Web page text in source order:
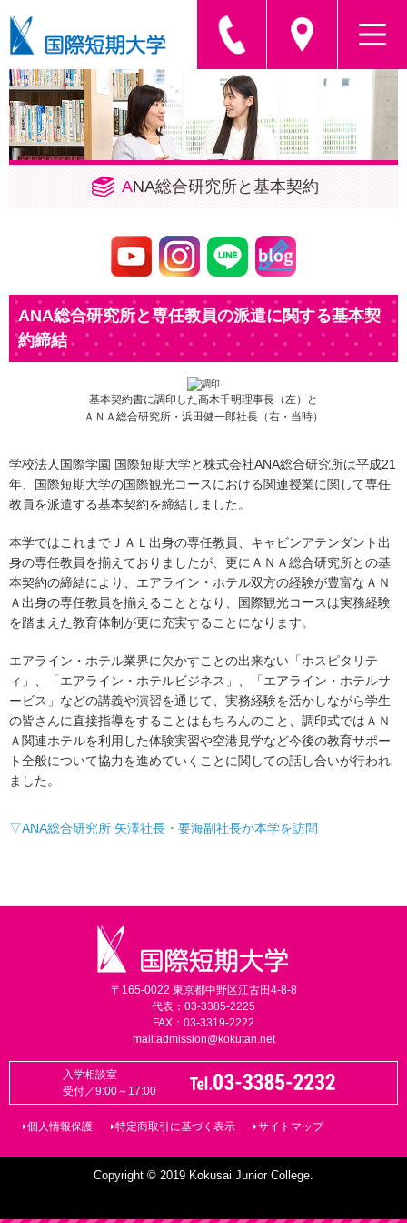
ANA総合研究所と基本契約
ANA総合研究所と専任教員の派遣に関する基本契
約締結
基本契約書に調印した高木千明理事長（左）と
ＡＮＡ総合研究所・浜田健一郎社長（右・当時）
学校法人国際学園 国際短期大学と株式会社ANA総合研究所は平成21
年、国際短期大学の国際観光コースにおける関連授業に関して専任
教員を派遣する基本契約を締結しました。
本学ではこれまでＪＡＬ出身の専任教員、キャビンアテンダント出
身の専任教員を揃えておりましたが、更にＡＮＡ総合研究所との基
本契約の締結により、エアライン・ホテル双方の経験が豊富なＡＮ
Ａ出身の専任教員を揃えることとなり、国際観光コースは実務経験
を踏まえた教育体制が更に充実することになります。
エアライン・ホテル業界に欠かすことの出来ない「ホスピタリテ
ィ」、「エアライン・ホテルビジネス」、「エアライン・ホテルサ
ービス」などの講義や演習を通じて、実務経験を活かしながら学生
の皆さんに直接指導をすることはもちろんのこと、調印式ではＡＮ
Ａ関連ホテルを利用した体験実習や空港見学など今後の教育サポー
ト全般について協力を進めていくことに関しての話し合いが行われ
ました。
▽ANA総合研究所 矢澤社長・要海副社長が本学を訪問
〒165-0022 東京都中野区江古田4-8-8
代表：03-3385-2225
FAX：03-3319-2222
mail:admission@kokutan.net
入学相談室
受付／9:00～17:00
個人情報保護 特定商取引に基づく表示 サイトマップ
Copyright © 2019 Kokusai Junior College.